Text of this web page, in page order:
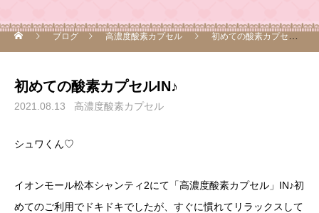
ブログ 高濃度酸素カプセル 初めての酸素カプセルIN♪
初めての酸素カプセルIN♪
2021.08.13 高濃度酸素カプセル
シュワくん♡
イオンモール松本シャンティ2にて「高濃度酸素カプセル」IN♪初
めてのご利用でドキドキでしたが、すぐに慣れてリラックスして